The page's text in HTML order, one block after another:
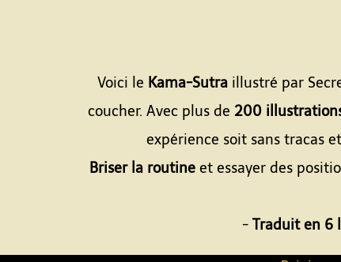
Voici le Kama-Sutra illustré par
coucher. Avec plus de 200
expérience soit sans tracas
Briser la routineet essayer des
- Traduit en 6